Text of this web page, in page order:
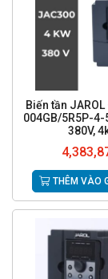
Biến tần
004GB/5R5P-4-
380V,
THÊM VÀO